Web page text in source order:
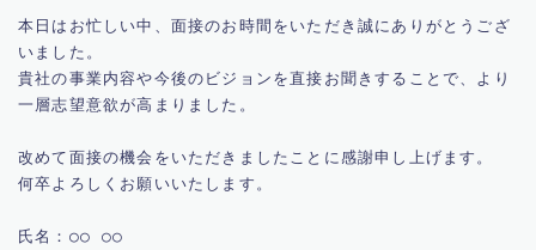
本日はお忙しい中、面接のお時間をいただき誠にありがとうござ
いました。
貴社の事業内容や今後のビジョンを直接お聞きすることで、より
一層志望意欲が高まりました。
改めて面接の機会をいただきましたことに感謝申し上げます。
何卒よろしくお願いいたします。
氏名：○○ ○○